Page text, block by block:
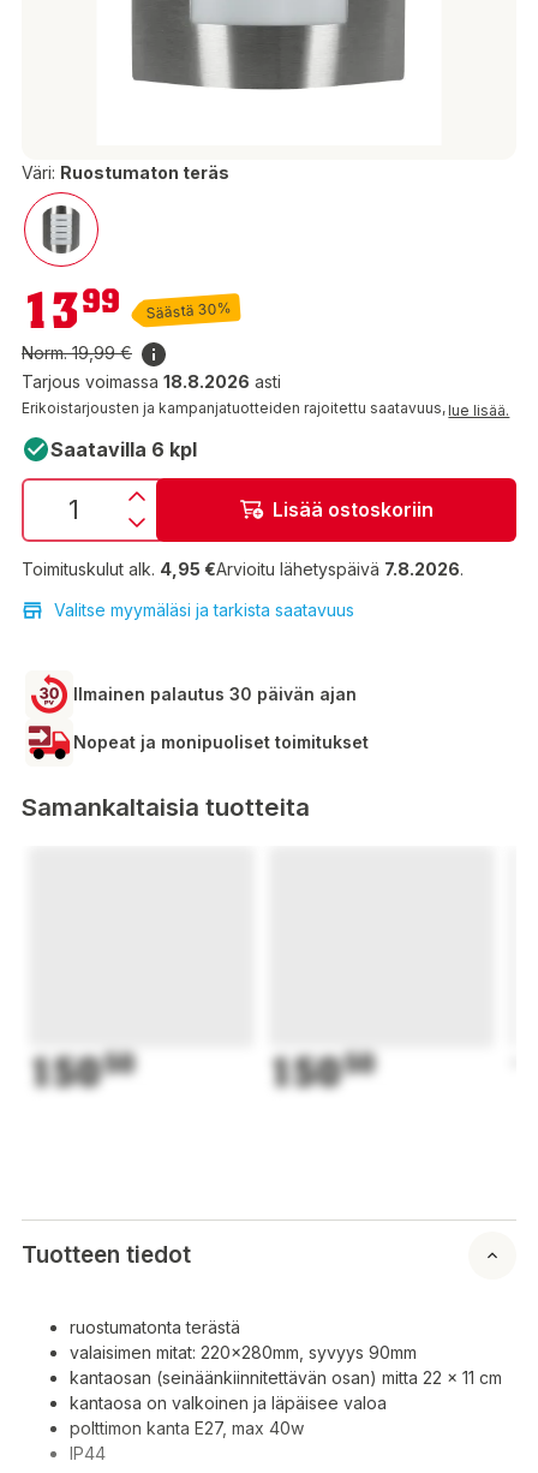
Väri: Ruostumaton teräs
13,99 €
1399 Säästä 30%
Norm.19,99 €
Tarjous voimassa 18.8.2026 asti
Erikoistarjousten ja kampanjatuotteiden rajoitettu saatavuus,lue lisää.
Saatavilla 6 kpl
Lisää ostoskoriin
Toimituskulut alk. 4,95 €Arvioitu lähetyspäivä 7.8.2026.
Valitse myymäläsi ja tarkista saatavuus
Ilmainen palautus 30 päivän ajan
Nopeat ja monipuoliset toimitukset
Samankaltaisia tuotteita
15050 15050
Tuotteen tiedot
ruostumatonta terästä
valaisimen mitat: 220x280mm, syvyys 90mm
kantaosan (seinäänkiinnitettävän osan) mitta 22 x 11 cm
kantaosa on valkoinen ja läpäisee valoa
polttimon kanta E27, max 40w
IP44